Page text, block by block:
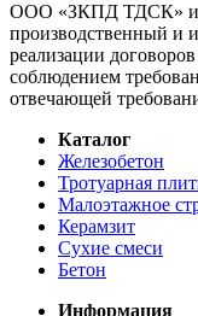
ООО «ЗКПД ТДСК»
производственный и
реализации
соблюдением
отвечающей
Каталог
Железобетон
Тротуарная
Малоэтажное
Керамзит
Сухие смеси
Бетон
Информация